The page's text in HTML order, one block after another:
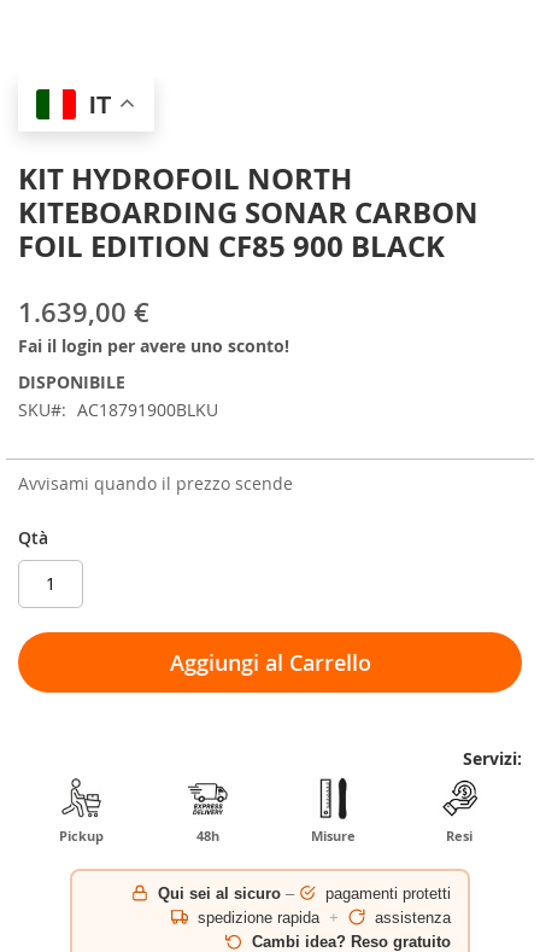
IT
KIT HYDROFOIL NORTH
KITEBOARDING SONAR CARBON
FOIL EDITION CF85 900 BLACK
1.639,00 €
Fai il login per avere uno sconto!
DISPONIBILE
SKU
AC18791900BLKU
Avvisami quando il prezzo scende
Qtà
Aggiungi al Carrello
Servizi:
Pickup 48h Misure Resi
Qui sei al sicuro –
pagamenti protetti
spedizione rapida +
assistenza
Cambi idea? Reso gratuito
Skip
the
of
the
images
gallery